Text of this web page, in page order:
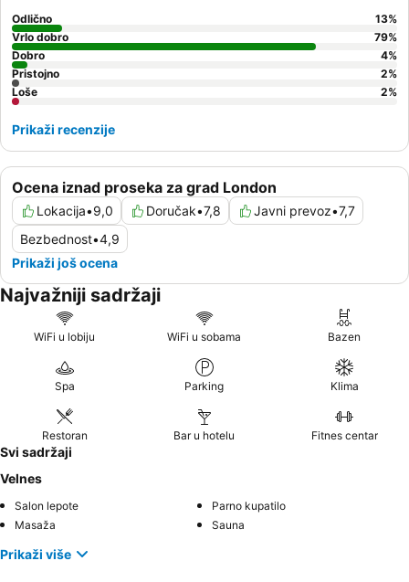
Ocena iznad proseka za grad London
Lokacija•9,0 Doručak•7,8 Javni prevoz•7,7
Bezbednost•4,9
Prikaži još ocena
Odlično 13%
Vrlo dobro
79%
Dobro
4%
Pristojno
2%
Loše
2%
Prikaži recenzije
Najvažniji sadržaji
WiFi u lobiju WiFi u sobama Bazen
Spa Parking Klima
Restoran Bar u hotelu Fitnes centar
Svi sadržaji
Velnes
Salon lepote
Parno kupatilo
Masaža
Sauna
Prikaži više